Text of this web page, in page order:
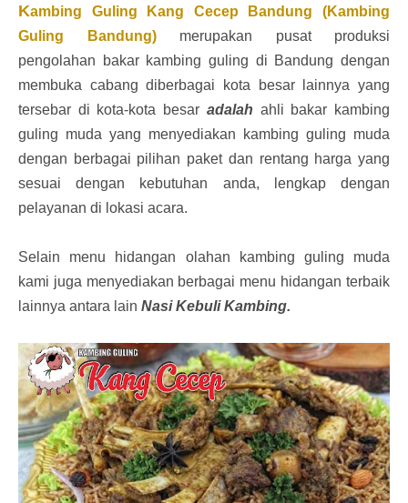
Kambing Guling Kang Cecep Bandung (Kambing
Guling Bandung)merupakan pusat produksi
pengolahan bakar kambing guling di Bandung dengan
membuka cabang diberbagai kota besar lainnya yang
tersebar di kota-kota besar adalah ahli bakar kambing
guling muda yang menyediakan kambing guling muda
dengan berbagai pilihan paket dan rentang harga yang
sesuai dengan kebutuhan anda, lengkap dengan
pelayanan di lokasi acara.
Selain menu hidangan olahan kambing guling muda
kami juga menyediakan berbagai menu hidangan terbaik
lainnya antara lain Nasi Kebuli Kambing.